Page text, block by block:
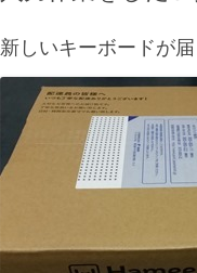
新しいキーボードが届